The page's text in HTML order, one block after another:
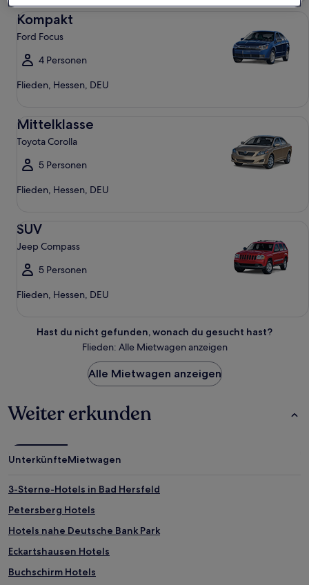
Kompakt
Ford Focus
4 Personen
Flieden, Hessen, DEU
Kompakt Ford Focus
Mittelklasse
Toyota Corolla
5 Personen
Flieden, Hessen, DEU
SUV
Jeep Compass
5 Personen
Flieden, Hessen, DEU
Hast du nicht gefunden, wonach du gesucht hast?
Flieden: Alle Mietwagen anzeigen
Alle Mietwagen anzeigen
Weiter erkunden
UnterkünfteMietwagen
3-Sterne-Hotels in Bad Hersfeld
Petersberg Hotels
Hotels nahe Deutsche Bank Park
Eckartshausen Hotels
Buchschirm Hotels